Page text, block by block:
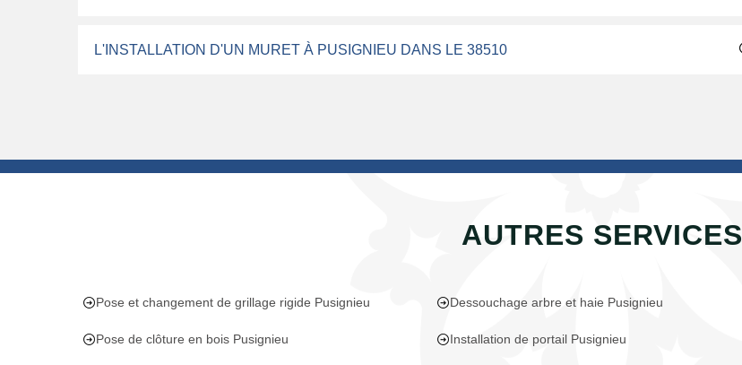
L'INSTALLATION D'UN MURET À PUSIGNIEU DANS LE 38510
AUTRES SERVICES
Pose et changement de grillage rigide Pusignieu
Pose de clôture en bois Pusignieu
Dessouchage arbre et haie Pusignieu
Installation de portail Pusignieu